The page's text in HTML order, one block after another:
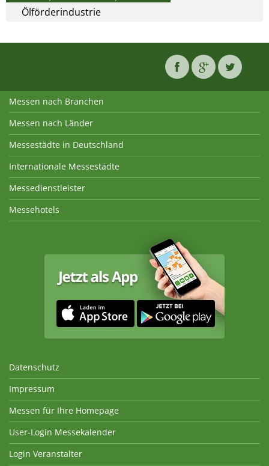
Ölförderindustrie
Messen nach Branchen
Messen nach Länder
Messestädte in Deutschland
Internationale Messestädte
Messedienstleister
Messehotels
Datenschutz
Impressum
Messen für Ihre Homepage
User-Login Messekalender
Login Veranstalter